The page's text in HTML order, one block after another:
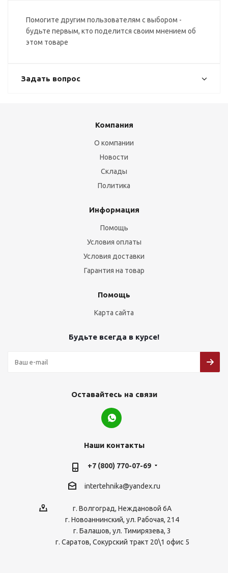
Помогите другим пользователям с выбором -
будьте первым, кто поделится своим мнением об
этом товаре
Задать вопрос
Компания
О компании
Новости
Склады
Политика
Информация
Помощь
Условия оплаты
Условия доставки
Гарантия на товар
Помощь
Карта сайта
Будьте всегда в курсе!
Оставайтесь на связи
Наши контакты
+7 (800) 770-07-69
intertehnika@yandex.ru
г. Волгоград, Неждановой 6А
г. Новоаннинский, ул. Рабочая, 214
г. Балашов, ул. Тимирязева, 3
г. Саратов, Сокурский тракт 20\1 офис 5